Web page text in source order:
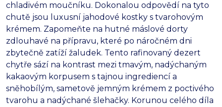
chladivém moučníku. Dokonalou odpovědí na tyto
chutě jsou luxusní jahodové kostky s tvarohovým
krémem. Zapomeňte na hutné máslové dorty
zdlouhavé na přípravu, které po náročném dni
zbytečně zatíží žaludek. Tento rafinovaný dezert
chytře sází na kontrast mezi tmavým, nadýchaným
kakaovým korpusem s tajnou ingrediencí a
sněhobílým, sametově jemným krémem z poctivého
tvarohu a nadýchané šlehačky. Korunou celého díla